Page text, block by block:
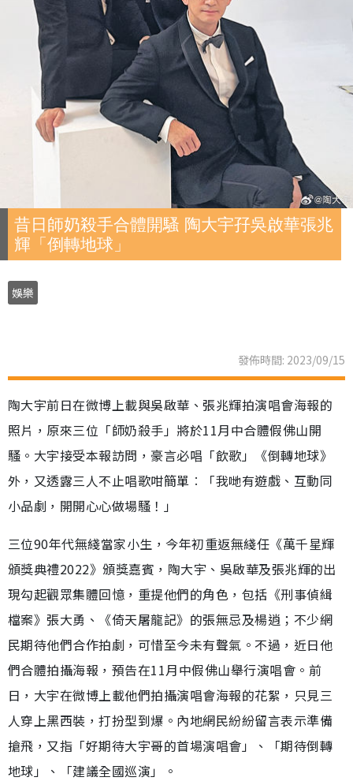
昔日師奶殺手合體開騷 陶大宇孖吳啟華張兆
輝「倒轉地球」
娛樂
發佈時間: 2023/09/15
陶大宇前日在微博上載與吳啟華、張兆輝拍演唱會海報的
照片，原來三位「師奶殺手」將於11月中合體假佛山開
騷。大宇接受本報訪問，豪言必唱「飲歌」《倒轉地球》
外，又透露三人不止唱歌咁簡單︰「我哋有遊戲、互動同
小品劇，開開心心做場騷！」
三位90年代無綫當家小生，今年初重返無綫任《萬千星輝
頒獎典禮2022》頒獎嘉賓，陶大宇、吳啟華及張兆輝的出
現勾起觀眾集體回憶，重提他們的角色，包括《刑事偵緝
檔案》張大勇、《倚天屠龍記》的張無忌及楊逍；不少網
民期待他們合作拍劇，可惜至今未有聲氣。不過，近日他
們合體拍攝海報，預告在11月中假佛山舉行演唱會。前
日，大宇在微博上載他們拍攝演唱會海報的花絮，只見三
人穿上黑西裝，打扮型到爆。內地網民紛紛留言表示準備
搶飛，又指「好期待大宇哥的首場演唱會」、「期待倒轉
地球」、「建議全國巡演」。